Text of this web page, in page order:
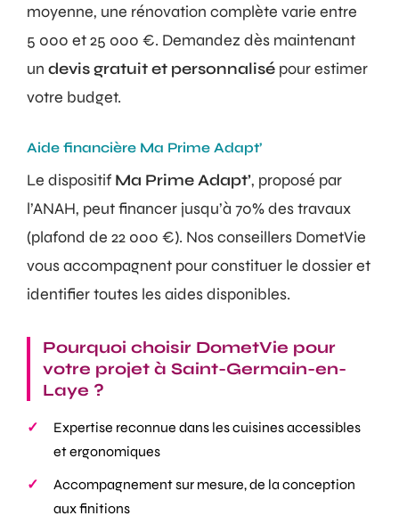
moyenne, une rénovation complète varie entre
5 000 et 25 000 €. Demandez dès maintenant
un devis gratuit et personnalisé pour estimer
votre budget.
Aide financière Ma Prime Adapt’
Le dispositif Ma Prime Adapt’, proposé par
l’ANAH, peut financer jusqu’à 70% des travaux
(plafond de 22 000 €). Nos conseillers DometVie
vous accompagnent pour constituer le dossier et
identifier toutes les aides disponibles.
Pourquoi choisir DometVie pour
votre projet à Saint-Germain-en-
Laye ?
Expertise reconnue dans les cuisines accessibles
et ergonomiques
Accompagnement sur mesure, de la conception
aux finitions